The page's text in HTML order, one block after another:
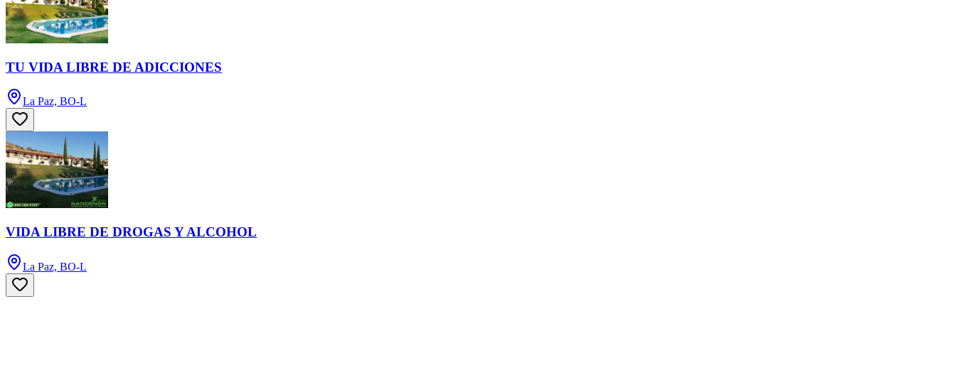
TU VIDA LIBRE DE ADICCIONES
La Paz, BO-L
VIDA LIBRE DE DROGAS Y ALCOHOL
La Paz, BO-L